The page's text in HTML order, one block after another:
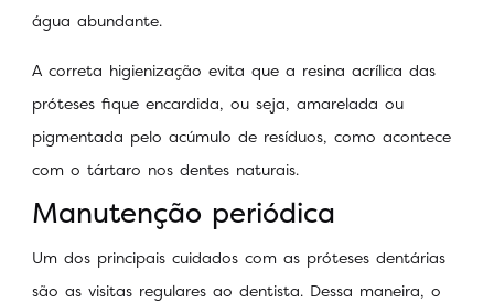
água abundante.
A correta higienização evita que a resina acrílica das
próteses fique encardida, ou seja, amarelada ou
pigmentada pelo acúmulo de resíduos, como acontece
com o tártaro nos dentes naturais.
Manutenção periódica
Um dos principais cuidados com as próteses dentárias
são as visitas regulares ao dentista. Dessa maneira, o